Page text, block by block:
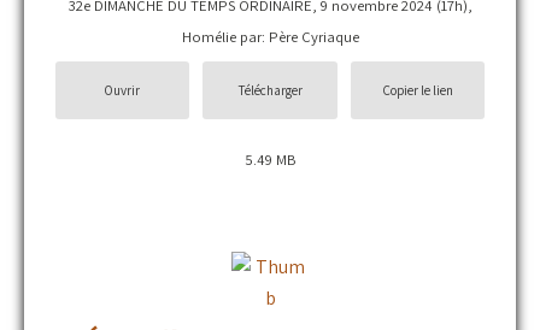
32e DIMANCHE DU TEMPS ORDINAIRE, 9 novembre 2024 (17h),
Homélie par: Père Cyriaque
Ouvrir Télécharger Copier le lien
5.49 MB